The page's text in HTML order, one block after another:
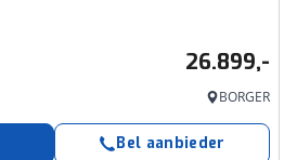
26.899,-
BORGER
Bel aanbieder